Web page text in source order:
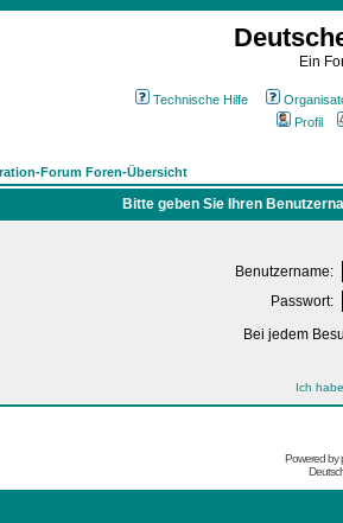
Ein
Technische Hilfe
Profil
Forum Foren-Übersicht
Bitte geben Sie Ihren
Benutzername:
Passwort:
Bei jedem
Ich
Powered by